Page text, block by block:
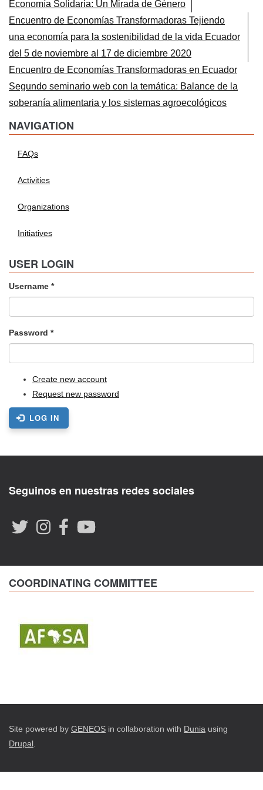
Economía Solidaria: Un Mirada de Género
Encuentro de Economías Transformadoras Tejiendo
una economía para la sostenibilidad de la vida Ecuador
del 5 de noviembre al 17 de diciembre 2020
Encuentro de Economías Transformadoras en Ecuador
Segundo seminario web con la temática: Balance de la
soberanía alimentaria y los sistemas agroecológicos
NAVIGATION
FAQs
Activities
Organizations
Initiatives
USER LOGIN
Username *
Password *
Create new account
Request new password
LOG IN
Seguinos en nuestras redes sociales
COORDINATING COMMITTEE
Site powered by GENEOS in collaboration with Dunia using
Drupal